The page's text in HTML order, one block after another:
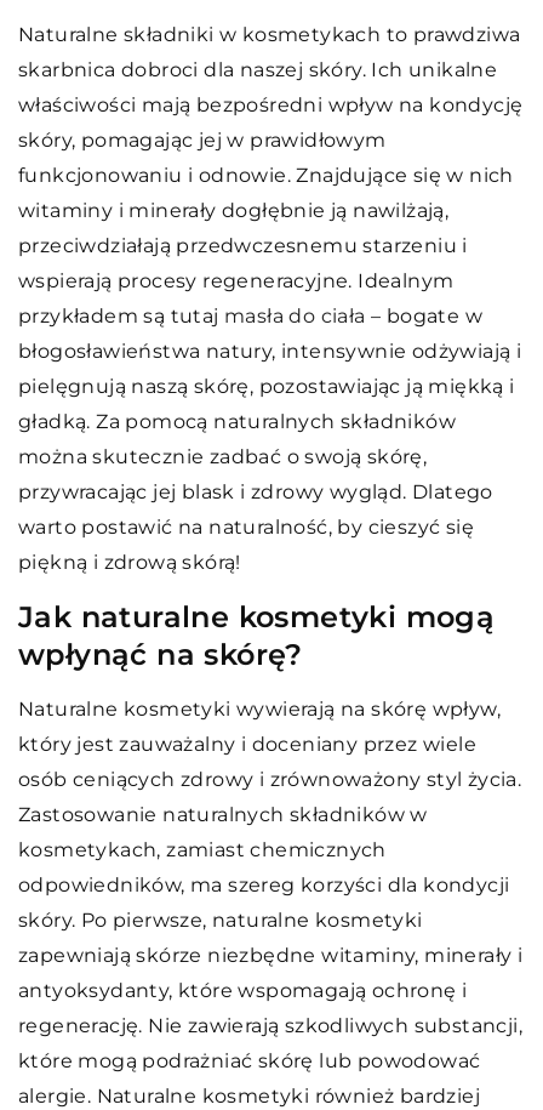
Naturalne składniki w kosmetykach to prawdziwa
skarbnica dobroci dla naszej skóry. Ich unikalne
właściwości mają bezpośredni wpływ na kondycję
skóry, pomagając jej w prawidłowym
funkcjonowaniu i odnowie. Znajdujące się w nich
witaminy i minerały dogłębnie ją nawilżają,
przeciwdziałają przedwczesnemu starzeniu i
wspierają procesy regeneracyjne. Idealnym
przykładem są tutaj masła do ciała – bogate w
błogosławieństwa natury, intensywnie odżywiają i
pielęgnują naszą skórę, pozostawiając ją miękką i
gładką. Za pomocą naturalnych składników
można skutecznie zadbać o swoją skórę,
przywracając jej blask i zdrowy wygląd. Dlatego
warto postawić na naturalność, by cieszyć się
piękną i zdrową skórą!
Jak naturalne kosmetyki mogą
wpłynąć na skórę?
Naturalne kosmetyki wywierają na skórę wpływ,
który jest zauważalny i doceniany przez wiele
osób ceniących zdrowy i zrównoważony styl życia.
Zastosowanie naturalnych składników w
kosmetykach, zamiast chemicznych
odpowiedników, ma szereg korzyści dla kondycji
skóry. Po pierwsze, naturalne kosmetyki
zapewniają skórze niezbędne witaminy, minerały i
antyoksydanty, które wspomagają ochronę i
regenerację. Nie zawierają szkodliwych substancji,
które mogą podrażniać skórę lub powodować
alergie. Naturalne kosmetyki również bardziej